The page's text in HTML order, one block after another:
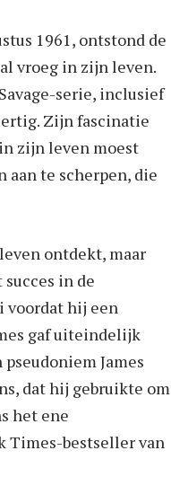
1961, ontstond de
vroeg in zijn leven.
serie, inclusief
Zijn fascinatie
zijn leven moest
aan te scherpen, die
ontdekt, maar
in de
voordat hij een
gaf uiteindelijk
James
dat hij gebruikte om
het ene
Times-bestseller van